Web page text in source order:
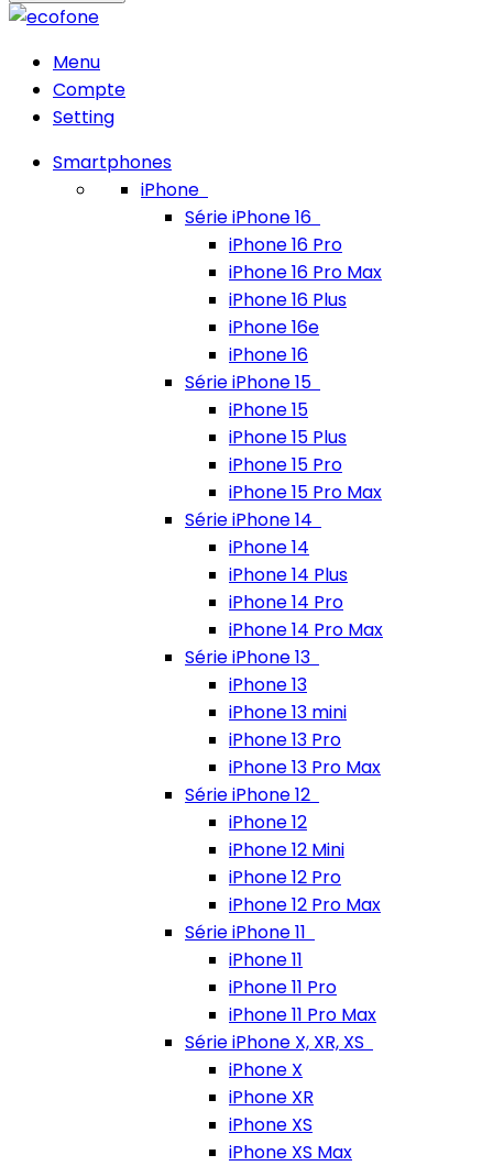
Menu
Compte
Setting
Smartphones
iPhone
Série iPhone 16
iPhone 16 Pro
iPhone 16 Pro Max
iPhone 16 Plus
iPhone 16e
iPhone 16
Série iPhone 15
iPhone 15
iPhone 15 Plus
iPhone 15 Pro
iPhone 15 Pro Max
Série iPhone 14
iPhone 14
iPhone 14 Plus
iPhone 14 Pro
iPhone 14 Pro Max
Série iPhone 13
iPhone 13
iPhone 13 mini
iPhone 13 Pro
iPhone 13 Pro Max
Série iPhone 12
iPhone 12
iPhone 12 Mini
iPhone 12 Pro
iPhone 12 Pro Max
Série iPhone 11
iPhone 11
iPhone 11 Pro
iPhone 11 Pro Max
Série iPhone X, XR, XS
iPhone X
iPhone XR
iPhone XS
iPhone XS Max